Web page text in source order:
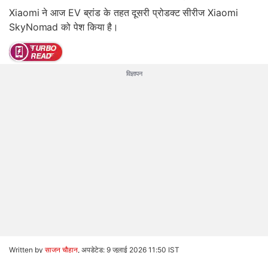
Xiaomi ने आज EV ब्रांड के तहत दूसरी प्रोडक्ट सीरीज Xiaomi
SkyNomad को पेश किया है।
विज्ञापन
Written by साजन चौहान, अपडेटेड: 9 जुलाई 2026 11:50 IST